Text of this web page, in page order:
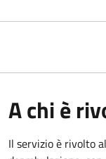
A chi è
Il servizio è rivolto